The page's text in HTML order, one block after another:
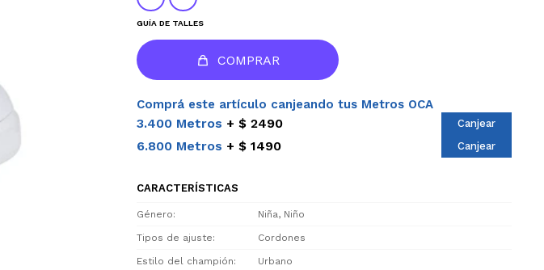
GUÍA DE TALLES
COMPRAR
Comprá este artículo canjeando tus Metros OCA
3.400 Metros $ 2490 Canjear
6.800 Metros $ 1490 Canjear
CARACTERÍSTICAS
Género Niña, Niño
Tipos de ajuste Cordones
Estilo del champión Urbano